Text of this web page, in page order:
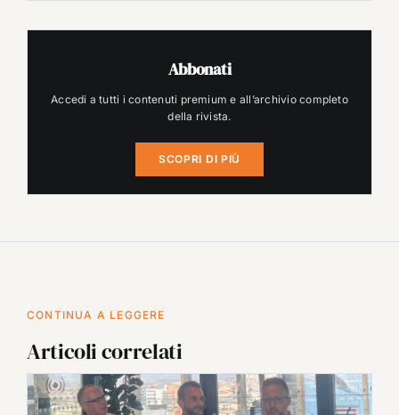
Abbonati
Accedi a tutti i contenuti premium e all’archivio completo
della rivista.
SCOPRI DI PIÙ
CONTINUA A LEGGERE
Articoli correlati